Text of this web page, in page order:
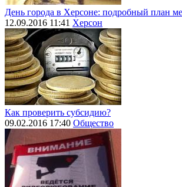
День города в Херсоне: подробный план
12.09.2016 11:41 Херсон
Как проверить субсидию?
09.02.2016 17:40 Общество